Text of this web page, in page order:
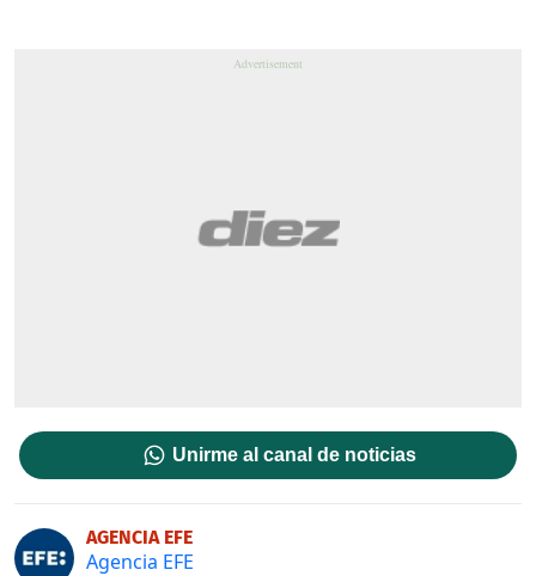
Unirme al canal de noticias
AGENCIA EFE
Agencia EFE